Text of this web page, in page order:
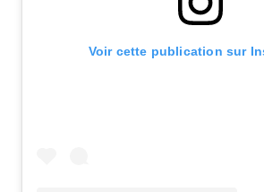
Voir cette publication sur